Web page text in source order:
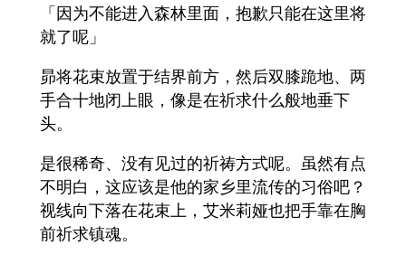
「因为不能进入森林里面，抱歉只能在这里将
就了呢」
昴将花束放置于结界前方，然后双膝跪地、两
手合十地闭上眼，像是在祈求什么般地垂下
头。
是很稀奇、没有见过的祈祷方式呢。虽然有点
不明白，这应该是他的家乡里流传的习俗吧？
视线向下落在花束上，艾米莉娅也把手靠在胸
前祈求镇魂。